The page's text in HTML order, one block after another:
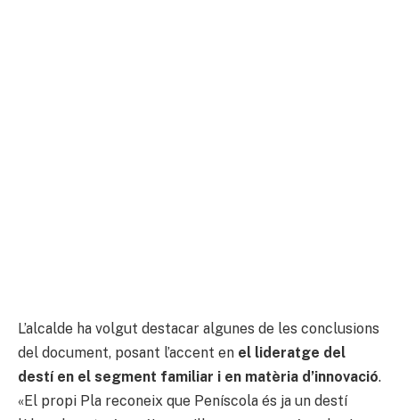
L’alcalde ha volgut destacar algunes de les conclusions
del document, posant l’accent en el lideratge del
destí en el segment familiar i en matèria d’innovació.
«El propi Pla reconeix que Peníscola és ja un destí